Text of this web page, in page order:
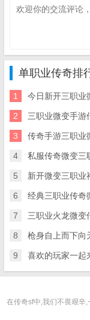
单职业传奇排
1 今日新开三职业
2 三职业微变手游
3 传奇手游三职业
4 私服传奇微变三
5 新开微变三职业
6 经典三职业传奇
7 三职业火龙微变
8 枪身自上而下向
9 喜欢的玩家一起
在传奇sf中,我们不畏艰辛